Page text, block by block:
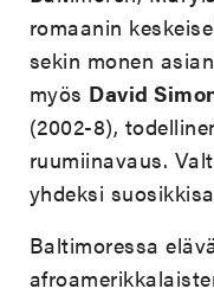
romaanin
sekin monen
myös David
(2002-8),
ruumiinavaus.
yhdeksi
Baltimoressa